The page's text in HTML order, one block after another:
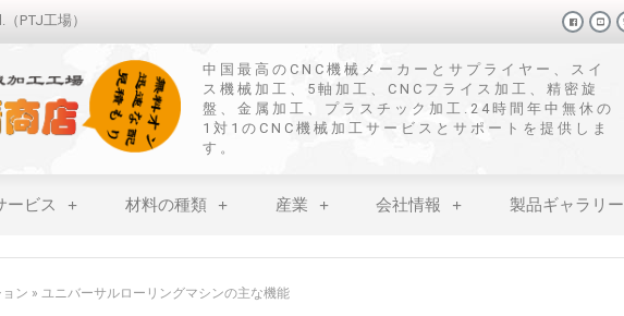
PTJ工場）
中国最高のCNC機械メーカーとサプライヤー、スイ
ス機械加工、5軸加工、CNCフライス加工、精密旋
盤、金属加工、プラスチック加工.24時間年中無休の
1対1のCNC機械加工サービスとサポートを提供しま
す。
ービス 材料の種類 産業 会社情報 製品ギャラリー
ン » ユニバーサルローリングマシンの主な機能